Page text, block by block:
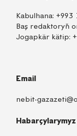
Kabulhana: +993
Baş redaktoryň
Jogapkär kätip:
Email
nebit-
Habarçylarymyz